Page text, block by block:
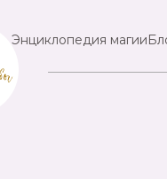
Энциклопедия магии